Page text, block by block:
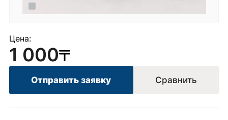
Цена:
1 000
Отправить заявку Сравнить